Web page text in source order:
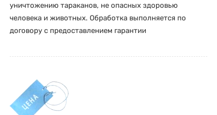
уничтожению тараканов, не опасных здоровью
человека и животных. Обработка выполняется по
договору с предоставлением гарантии